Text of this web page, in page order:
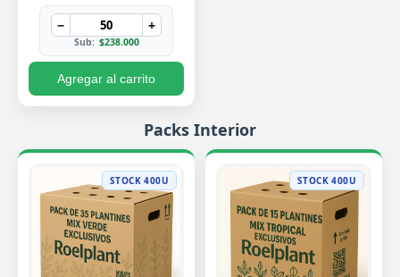
− +
Sub: $238.000
Agregar al carrito
Packs Interior
STOCK 400U STOCK 400U